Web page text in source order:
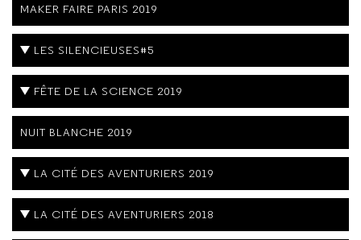
MAKER FAIRE PARIS 2019
LES SILENCIEUSES#5
FÊTE DE LA SCIENCE 2019
NUIT BLANCHE 2019
LA CITÉ DES AVENTURIERS 2019
LA CITÉ DES AVENTURIERS 2018